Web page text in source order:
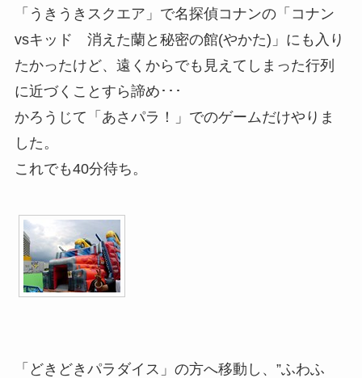
「うきうきスクエア」で名探偵コナンの「コナン
vsキッド 消えた蘭と秘密の館(やかた)」にも入り
たかったけど、遠くからでも見えてしまった行列
に近づくことすら諦め･･･
かろうじて「あさパラ！」でのゲームだけやりま
した。
これでも40分待ち。
「どきどきパラダイス」の方へ移動し、”ふわふ